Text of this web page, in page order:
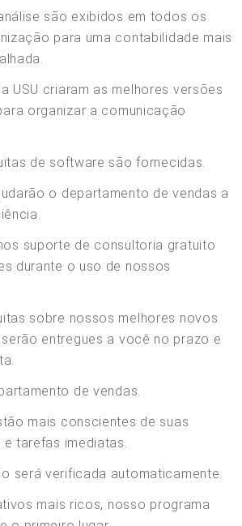
são exibidos em todos os
para uma contabilidade mais
USU criaram as melhores versões
organizar a comunicação
de software são fornecidas.
o departamento de vendas a
suporte de consultoria gratuito
durante o uso de nossos
sobre nossos melhores novos
entregues a você no prazo e
de vendas.
mais conscientes de suas
tarefas imediatas.
será verificada automaticamente.
mais ricos, nosso programa